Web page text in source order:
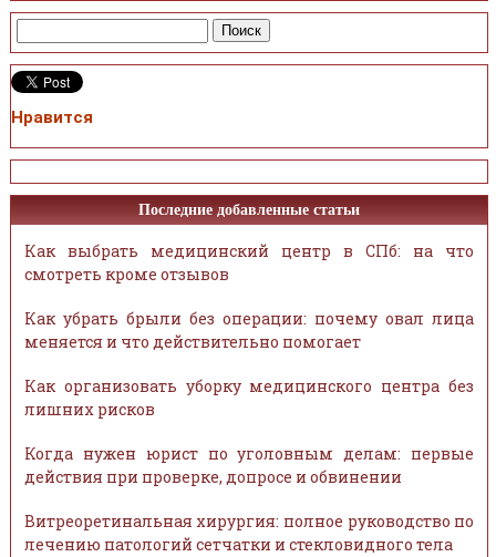
Нравится
Последние добавленные статьи
Как выбрать медицинский центр в СПб: на что
смотреть кроме отзывов
Как убрать брыли без операции: почему овал лица
меняется и что действительно помогает
Как организовать уборку медицинского центра без
лишних рисков
Когда нужен юрист по уголовным делам: первые
действия при проверке, допросе и обвинении
Витреоретинальная хирургия: полное руководство по
лечению патологий сетчатки и стекловидного тела